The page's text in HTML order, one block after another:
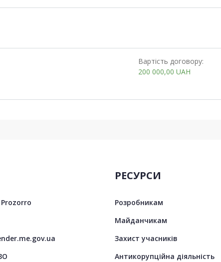
Вартість договору:
200 000,00 UAH
РЕСУРСИ
Розробникам
Майданчикам
Захист учасників
Антикорупційна діяльність